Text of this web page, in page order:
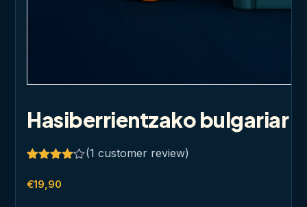
Hasiberrientzako bulgariar
4.00 out
of 5
(1 customer review)
€19,90